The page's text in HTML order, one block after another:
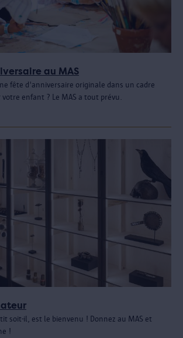
au MAS
fête d'anniversaire originale dans un cadre
enfant ? Le MAS a tout prévu.
soit-il, est le bienvenu ! Donnez au MAS et
!